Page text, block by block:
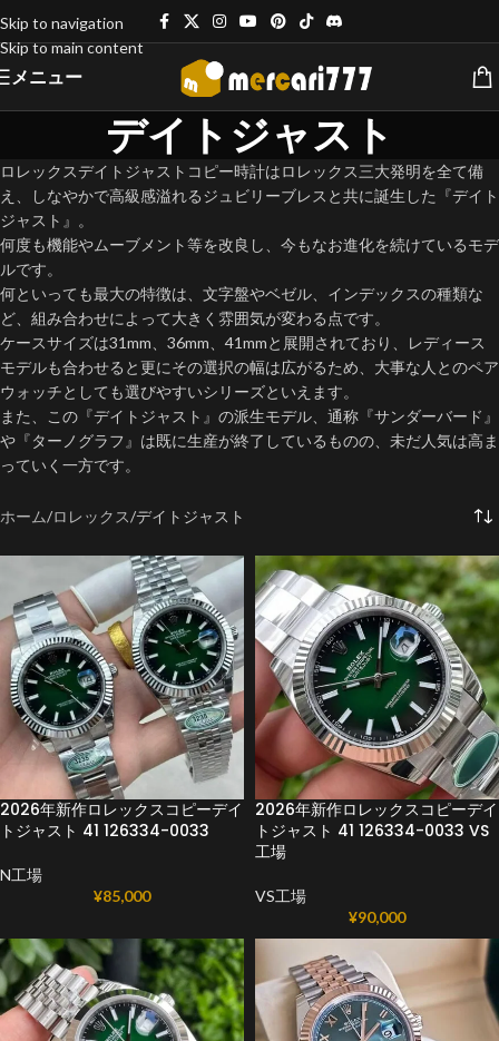
Skip to navigation
Skip to main content
メニュー
デイトジャスト
ロレックスデイトジャストコピー時計はロレックス三大発明を全て備
え、しなやかで高級感溢れるジュビリーブレスと共に誕生した『デイト
ジャスト』。
何度も機能やムーブメント等を改良し、今もなお進化を続けているモデ
ルです。
何といっても最大の特徴は、文字盤やベゼル、インデックスの種類な
ど、組み合わせによって大きく雰囲気が変わる点です。
ケースサイズは31mm、36mm、41mmと展開されており、レディース
モデルも合わせると更にその選択の幅は広がるため、大事な人とのペア
ウォッチとしても選びやすいシリーズといえます。
また、この『デイトジャスト』の派生モデル、通称『サンダーバード』
や『ターノグラフ』は既に生産が終了しているものの、未だ人気は高ま
っていく一方です。
ホーム ロレックス デイトジャスト
2026年新作ロレックスコピーデイ
トジャスト 41 126334-0033
N工場
¥85,000
2026年新作ロレックスコピーデイ
トジャスト 41 126334-0033 VS
工場
VS工場
¥90,000